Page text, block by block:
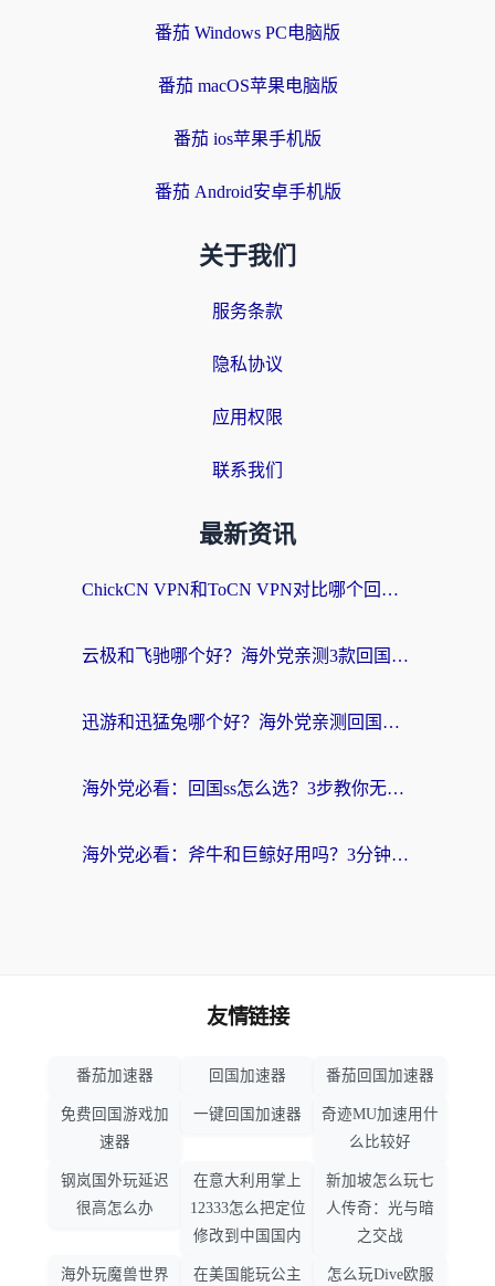
番茄 Windows PC电脑版
番茄 macOS苹果电脑版
番茄 ios苹果手机版
番茄 Android安卓手机版
关于我们
服务条款
隐私协议
应用权限
联系我们
最新资讯
ChickCN VPN和ToCN VPN对比哪个回国效果更好？海外党亲测3款加速器后选对了！
云极和飞驰哪个好？海外党亲测3款回国加速器，附避坑指南
迅游和迅猛兔哪个好？海外党亲测回国加速器，附马来西亚玩游戏避坑指南
海外党必看：回国ss怎么选？3步教你无缝刷国内剧玩国服
海外党必看：斧牛和巨鲸好用吗？3分钟选对回国加速器，无缝刷国内剧玩游戏
友情链接
番茄加速器 回国加速器 番茄回国加速器
免费回国游戏加
速器
一键回国加速器
奇迹MU加速用什
么比较好
钢岚国外玩延迟
很高怎么办
在意大利用掌上
12333怎么把定位
修改到中国国内
新加坡怎么玩七
人传奇：光与暗
之交战
海外玩魔兽世界 在美国能玩公主 怎么玩Dive欧服